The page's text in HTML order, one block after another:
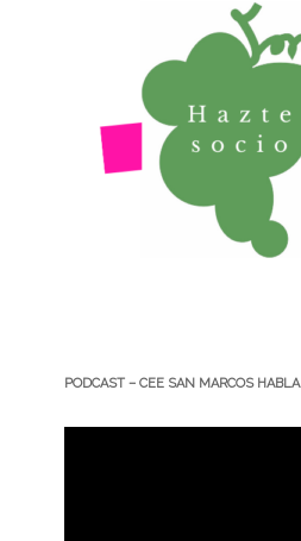
PODCAST – CEE SAN MARCOS HABLA
Reproductor